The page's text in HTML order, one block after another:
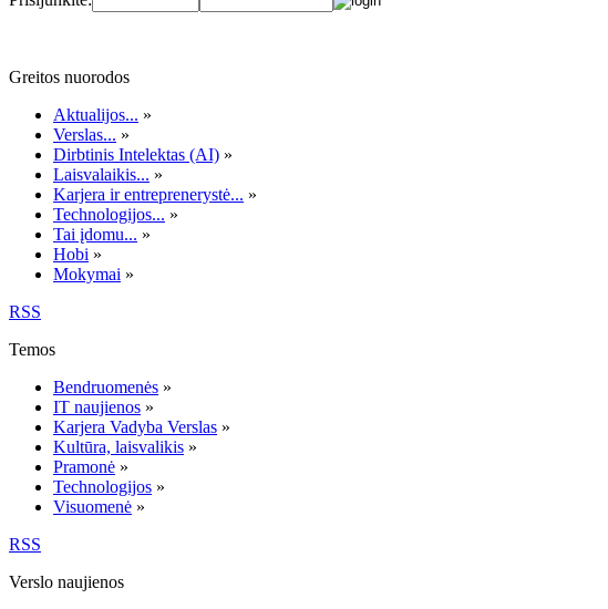
Greitos nuorodos
Aktualijos... »
Verslas... »
Dirbtinis Intelektas (AI) »
Laisvalaikis... »
Karjera ir entreprenerystė... »
Technologijos... »
Tai įdomu... »
Hobi »
Mokymai »
RSS
Temos
Bendruomenės »
IT naujienos »
Karjera Vadyba Verslas »
Kultūra, laisvalikis »
Pramonė »
Technologijos »
Visuomenė »
RSS
Verslo naujienos